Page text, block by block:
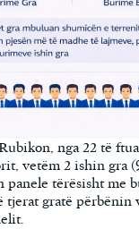
nga 22 të
vetëm 2 ishin gra
panele tërësisht me
tjerat gratë përbënin